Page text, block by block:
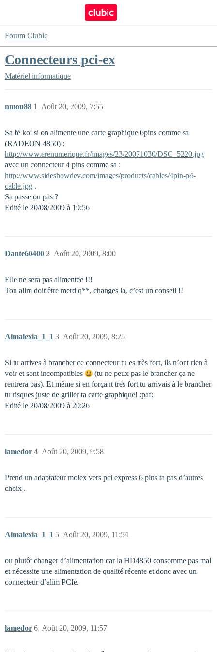
Forum Clubic
Connecteurs pci-ex
Matériel informatique
nmou88 Août 20, 2009, 7:55
1
Sa fé koi si on alimente une carte graphique 6pins comme sa
(RADEON 4850) :
http://www.erenumerique.fr/images/23/20071030/DSC_5220.jpg
avec un connecteur 4 pins comme sa :
http://www.sideshowdev.com/images/products/cables/4pin-p4-
cable.jpg .
Sa passe ou pas ?
Edité le 20/08/2009 à 19:56
Dante60400 Août 20, 2009, 8:00
2
Elle ne sera pas alimentée !!!
Ton alim doit être merdiq**, changes la, c’est un conseil !!
Almalexia_1_1 Août 20, 2009, 8:25
3
Si tu arrives à brancher ce connecteur tu es très fort, ils n’ont rien à
voir et sont incompatibles
(tu ne peux pas le brancher ça ne
rentrera pas). Et même si en forçant très fort tu arrivais à le brancher
tu risques juste de griller ta carte graphique! :paf:
Edité le 20/08/2009 à 20:26
lamedor Août 20, 2009, 9:58
4
Prend un adaptateur molex vers pci express 6 pins ta pas d’autres
choix .
Almalexia_1_1 Août 20, 2009, 11:54
5
ou plutôt changer d’alimentation car la HD4850 consomme pas mal
et nécessite une alimentation de qualité récente et donc avec un
connecteur d’alim PCIe.
lamedor Août 20, 2009, 11:57
6